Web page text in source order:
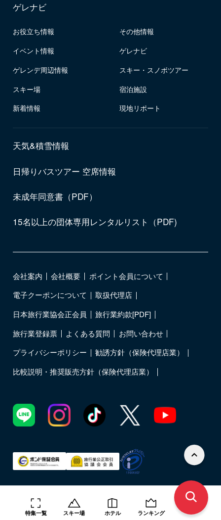
ゲレナビ
お役立ち情報
その他情報
イベント情報
ゲレナビ
ゲレンデ周辺情報
スキー・スノボツアー
スキー場
宿泊施設
新着情報
現地リポート
天気&積雪情報
日帰りバスツアー 空席情報
未成年同意書（PDF）
15名以上の団体専用レンタルリスト（PDF)
会社案内 会社概要
ポイント会員について
電子クーポンについて
取扱代理店
日本旅行業協会正会員
旅行業約款[PDF]
旅行業登録票
よくある質問
お問い合わせ
プライバシーポリシー
勧誘方針（保険代理店業）
比較説明・推奨販売方針（保険代理店業）
©T-LIFE Holdings Co., LTD. All Rights Reserved.
特集一覧 スキー場 ホテル ランキング